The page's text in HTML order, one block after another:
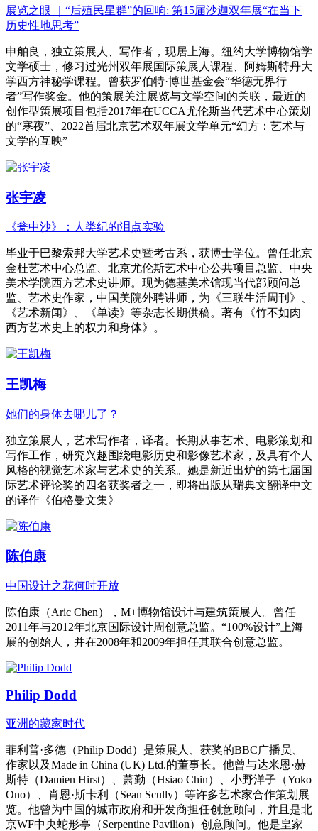
展览之眼 ｜“后殖民星群”的回响: 第15届沙迦双年展“在当下
历史性地思考”
申舶良，独立策展人、写作者，现居上海。纽约大学博物馆学
文学硕士，修习过光州双年展国际策展人课程、阿姆斯特丹大
学西方神秘学课程。曾获罗伯特·博世基金会“华德无界行
者”写作奖金。他的策展关注展览与文学空间的关联，最近的
创作型策展项目包括2017年在UCCA尤伦斯当代艺术中心策划
的“寒夜”、2022首届北京艺术双年展文学单元“幻方：艺术与
文学的互映”
张宇凌
《瓮中沙》：人类纪的泪点实验
毕业于巴黎索邦大学艺术史暨考古系，获博士学位。曾任北京
金杜艺术中心总监、北京尤伦斯艺术中心公共项目总监、中央
美术学院西方艺术史讲师。现为德基美术馆现当代部顾问总
监、艺术史作家，中国美院外聘讲师，为《三联生活周刊》、
《艺术新闻》、《单读》等杂志长期供稿。著有《竹不如肉—
西方艺术史上的权力和身体》。
王凯梅
她们的身体去哪儿了？
独立策展人，艺术写作者，译者。长期从事艺术、电影策划和
写作工作，研究兴趣围绕电影历史和影像艺术家，及具有个人
风格的视觉艺术家与艺术史的关系。她是新近出炉的第七届国
际艺术评论奖的四名获奖者之一，即将出版从瑞典文翻译中文
的译作《伯格曼文集》
陈伯康
中国设计之花何时开放
陈伯康（Aric Chen），M+博物馆设计与建筑策展人。曾任
2011年与2012年北京国际设计周创意总监。“100%设计”上海
展的创始人，并在2008年和2009年担任其联合创意总监。
Philip Dodd
亚洲的藏家时代
菲利普·多德（Philip Dodd）是策展人、获奖的BBC广播员、
作家以及Made in China (UK) Ltd.的董事长。他曾与达米恩·赫
斯特（Damien Hirst）、萧勤（Hsiao Chin）、小野洋子（Yoko
Ono）、肖恩·斯卡利（Sean Scully）等许多艺术家合作策划展
览。他曾为中国的城市政府和开发商担任创意顾问，并且是北
京WF中央蛇形亭（Serpentine Pavilion）创意顾问。他是皇家